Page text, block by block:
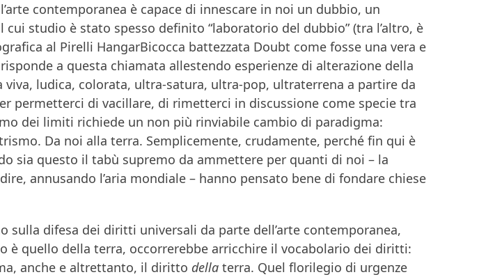
contemporanea è capace di innescare in noi un dubbio, un
cui studio è stato spesso definito “laboratorio del dubbio” (tra l’altro, è
al Pirelli HangarBicocca battezzata Doubt come fosse una vera e
a questa chiamata allestendo esperienze di alterazione della
viva, ludica, colorata, ultra-satura, ultra-pop, ultraterrena a partire da
permetterci di vacillare, di rimetterci in discussione come specie tra
dei limiti richiede un non più rinviabile cambio di paradigma:
Da noi alla terra. Semplicemente, crudamente, perché fin qui è
sia questo il tabù supremo da ammettere per quanti di noi – la
annusando l’aria mondiale – hanno pensato bene di fondare chiese
sulla difesa dei diritti universali da parte dell’arte contemporanea,
è quello della terra, occorrerebbe arricchire il vocabolario dei diritti:
anche e altrettanto, il diritto dellaterra. Quel florilegio di urgenze